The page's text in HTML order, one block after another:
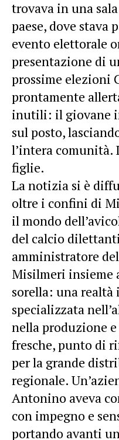
trovava in una
paese, dove stava
evento elettorale
presentazione di
prossime elezioni
prontamente
inutili: il giovane
sul posto,
l’intera comunità.
figlie.
La notizia si è
oltre i confini di
il mondo
del calcio
amministratore
Misilmeri insieme
sorella: una
specializzata
nella produzione
fresche, punto di
per la grande
regionale.
Antonino aveva
con impegno e
portando avanti